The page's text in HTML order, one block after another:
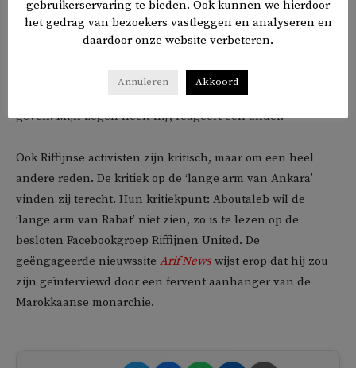
‘Werk keihard in de zorg en dit is mijn burgemeester. Dus
[sic]. Donder toch op man!’, zegt er een. ‘Moge Allah de
Verhevene Erdogan gezondheid en kracht en wijsheid
geven. Mijn zegen heeft hij’, reageert een ander.
Ook Riffijnse activisten zijn kritisch, maar om een heel
andere reden. De kritiek op de ‘lange arm van Ankara’
vinden zij terecht. Hun kritiekpunt: Aboutaleb wil de
‘lange arm van Rabat’ niet zien, zo is te lezen op de
besloten Facebookgroep Riffijnen United. De
geëngageerde nieuwssite Arif News wijst erop dat hij zou
zijn geïnterviewd door een fervent aanhanger van de
Marokkaanse monarchie.
gebruikerservaring te bieden. Ook kunnen we hierdoor
het gedrag van bezoekers vastleggen en analyseren en
daardoor onze website verbeteren.
Annuleren Akkoord